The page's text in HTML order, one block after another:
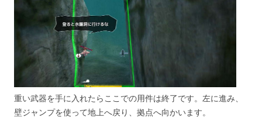
重い武器を手に入れたらここでの用件は終了です。左に進み、
壁ジャンプを使って地上へ戻り、拠点へ向かいます。